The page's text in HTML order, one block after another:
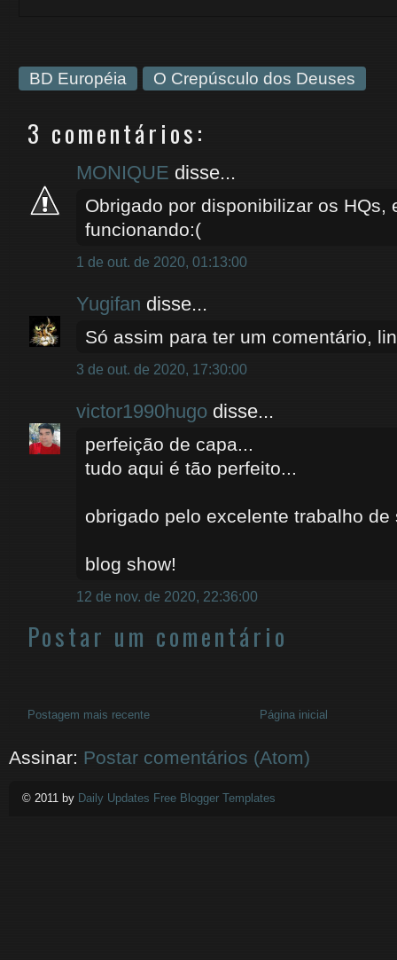
BD Européia O Crepúsculo dos Deuses
3 comentários:
MONIQUE disse...
Obrigado por disponibilizar os HQs,
funcionando:(
1 de out. de 2020, 01:13:00
Yugifan disse...
Só assim para ter um comentário,
3 de out. de 2020, 17:30:00
victor1990hugo disse...
perfeição de capa...
tudo aqui é tão perfeito...
obrigado pelo excelente trabalho de
blog show!
12 de nov. de 2020, 22:36:00
Postar um comentário
Postagem mais recente Página inicial
Assinar: Postar comentários (Atom)
© 2011 by Daily Updates Free Blogger Templates